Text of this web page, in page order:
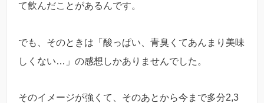
て飲んだことがあるんです。
でも、そのときは「酸っぱい、青臭くてあんまり美味
しくない…」の感想しかありませんでした。
そのイメージが強くて、そのあとから今まで多分2,3